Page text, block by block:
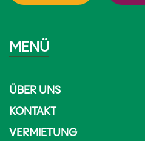
MENÜ
ÜBER UNS
KONTAKT
VERMIETUNG